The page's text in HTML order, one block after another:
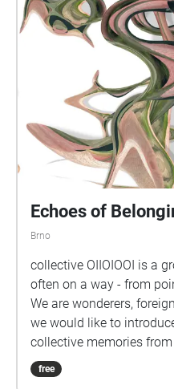
v procesu tvorby map.
Echoes of
Brno
collective OIIOIOOI is a
often on a way - from point X to point Z
We are wonderers,
we would like to
collective memories from past year. All the sounds
contribuded by residency participants throughout
previous 5 years. Thank
free